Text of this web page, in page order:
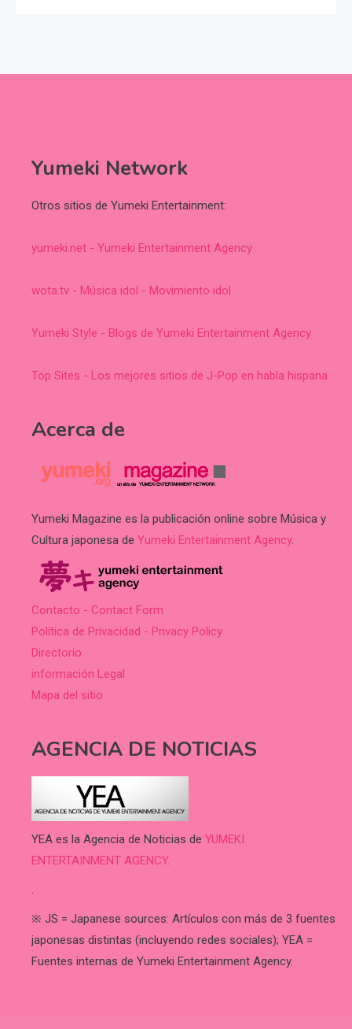
Yumeki Network
Otros sitios de Yumeki Entertainment:
yumeki.net - Yumeki Entertainment Agency
wota.tv - Música idol - Movimiento idol
Yumeki Style - Blogs de Yumeki Entertainment Agency
Top Sites - Los mejores sitios de J-Pop en habla hispana
Acerca de
Yumeki Magazine es la publicación online sobre Música y
Cultura japonesa de Yumeki Entertainment Agency.
Contacto - Contact Form
Política de Privacidad - Privacy Policy
Directorio
información Legal
Mapa del sitio
AGENCIA DE NOTICIAS
YEA es la Agencia de Noticias de YUMEKI
ENTERTAINMENT AGENCY.
.
※ JS = Japanese sources: Artículos con más de 3 fuentes
japonesas distintas (incluyendo redes sociales); YEA =
Fuentes internas de Yumeki Entertainment Agency.